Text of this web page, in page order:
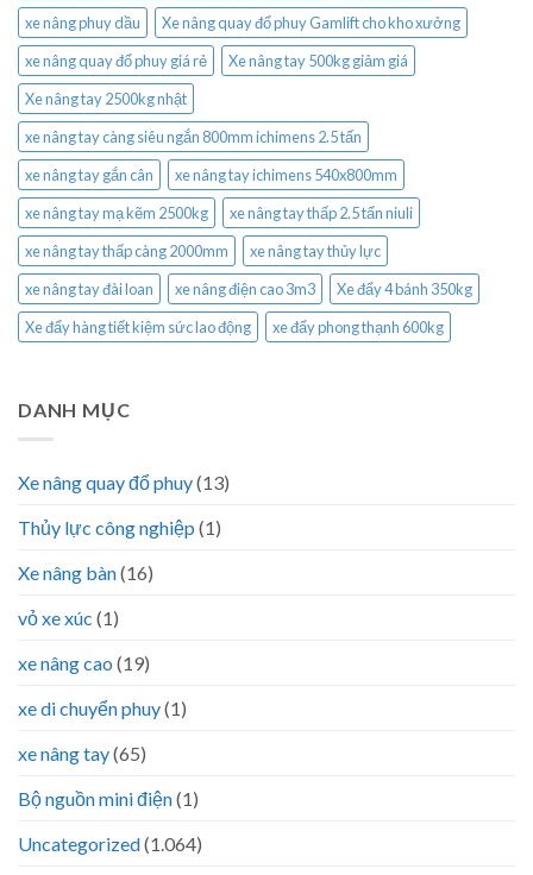
xe nâng phuy dầu
Xe nâng quay đổ phuy Gamlift cho kho xưởng
xe nâng quay đổ phuy giá rẻ
Xe nâng tay 500kg giảm giá
Xe nâng tay 2500kg nhật
xe nâng tay càng siêu ngắn 800mm ichimens 2.5 tấn
xe nâng tay gắn cân
xe nâng tay ichimens 540x800mm
xe nâng tay mạ kẽm 2500kg
xe nâng tay thấp 2.5 tấn niuli
xe nâng tay thấp càng 2000mm
xe nâng tay thủy lực
xe nâng tay đài loan
xe nâng điện cao 3m3
Xe đẩy 4 bánh 350kg
Xe đẩy hàng tiết kiệm sức lao động
xe đẩy phong thạnh 600kg
DANH MỤC
Xe nâng quay đổ phuy(13)
Thủy lực công nghiệp (1)
Xe nâng bàn(16)
vỏ xe xúc (1)
xe nâng cao (19)
xe di chuyển phuy(1)
xe nâng tay(65)
Bộ nguồn mini điện(1)
Uncategorized(1.064)